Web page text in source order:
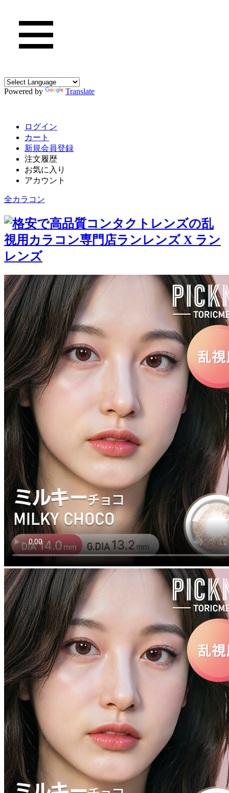
Powered by Translate
ログイン
カート
新規会員登録
注文履歴
お気に入り
アカウント
全カラコン